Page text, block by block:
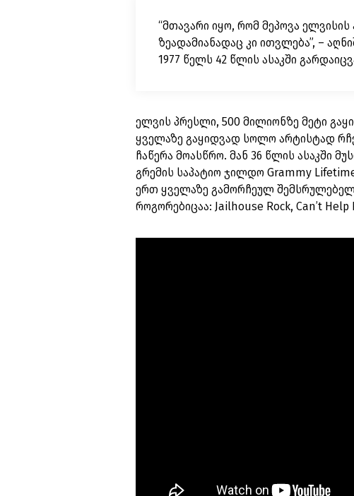
“მთავარი იყო, რომ მეპოვა
ზეადამიანადაც კი ითვლება”, –
1977 წელს 42 წლის ასაკში
ელვის პრესლი, 500 მილიონზე მეტი
ყველაზე გაყიდვად სოლო არტისტად
ჩაწერა მოასწრო. მან 36 წლის ასაკში
გრემის საპატიო ჯილდო Grammy
ერთ ყველაზე გამორჩეულ
როგორებიცაა: Jailhouse Rock, Can’t